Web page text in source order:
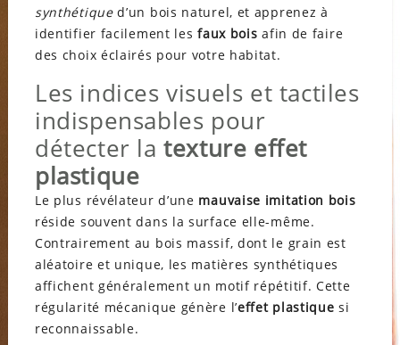
synthétiqued’un bois naturel, et apprenez à
identifier facilement lesfaux bois afin de faire
des choix éclairés pour votre habitat.
Les indices visuels et tactiles
indispensables pour
détecter latexture effet
plastique
Le plus révélateur d’une mauvaise imitation bois
réside souvent dans la surface elle-même.
Contrairement au bois massif, dont le grain est
aléatoire et unique, les matières synthétiques
affichent généralement un motif répétitif. Cette
régularité mécanique génère l’effet plastique si
reconnaissable.